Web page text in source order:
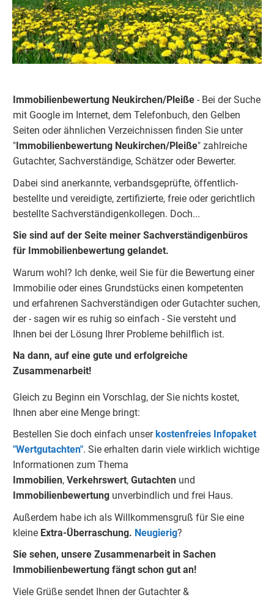
Immobilienbewertung Neukirchen/Pleiße - Bei der Suche
mit Google im Internet, dem Telefonbuch, den Gelben
Seiten oder ähnlichen Verzeichnissen finden Sie unter
" Immobilienbewertung Neukirchen/Pleiße" zahlreiche
Gutachter, Sachverständige, Schätzer oder Bewerter.
Dabei sind anerkannte, verbandsgeprüfte, öffentlich-
bestellte und vereidigte, zertifizierte, freie oder gerichtlich
bestellte Sachverständigenkollegen. Doch...
Sie sind auf der Seite meiner Sachverständigenbüros
für Immobilienbewertung gelandet.
Warum wohl? Ich denke, weil Sie für die Bewertung einer
Immobilie oder eines Grundstücks einen kompetenten
und erfahrenen Sachverständigen oder Gutachter suchen,
der - sagen wir es ruhig so einfach - Sie versteht und
Ihnen bei der Lösung Ihrer Probleme behilflich ist.
Na dann, auf eine gute und erfolgreiche
Zusammenarbeit!
Gleich zu Beginn ein Vorschlag, der Sie nichts kostet,
Ihnen aber eine Menge bringt:
Bestellen Sie doch einfach unser kostenfreies Infopaket
"Wertgutachten". Sie erhalten darin viele wirklich wichtige
Informationen zum Thema
Immobilien, Verkehrswert, Gutachten und
Immobilienbewertung unverbindlich und frei Haus.
Außerdem habe ich als Willkommensgruß für Sie eine
kleine Extra-Überraschung. Neugierig?
Sie sehen, unsere Zusammenarbeit in Sachen
Immobilienbewertung fängt schon gut an!
Viele Grüße sendet Ihnen der Gutachter &